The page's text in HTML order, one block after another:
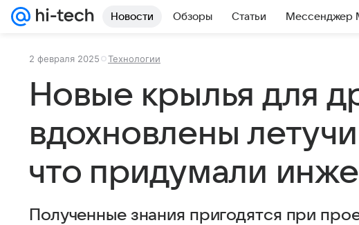
Новости Обзоры Статьи Мессенджер
2 февраля 2025 Технологии
Новые крылья для
вдохновлены
что придумали
Полученные знания пригодятся при